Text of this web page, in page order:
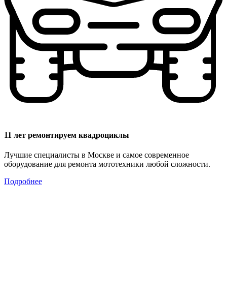
11 лет ремонтируем квадроциклы
Лучшие специалисты в Москве и самое современное
оборудование для ремонта мототехники любой сложности.
Подробнее